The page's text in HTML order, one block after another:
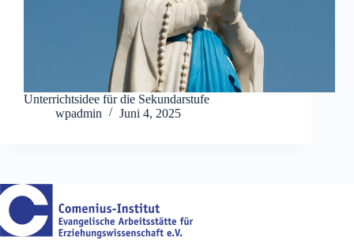
Unterrichtsidee für die Sekundarstufe
wpadmin
Juni 4, 2025